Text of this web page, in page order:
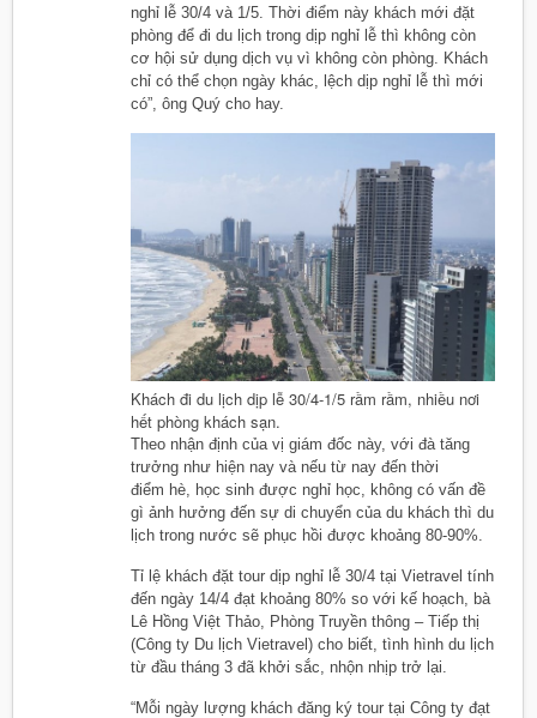
nghỉ lễ 30/4 và 1/5. Thời điểm này khách mới đặt
phòng để đi du lịch trong dịp nghỉ lễ thì không còn
cơ hội sử dụng dịch vụ vì không còn phòng. Khách
chỉ có thể chọn ngày khác, lệch dịp nghỉ lễ thì mới
có”, ông Quý cho hay.
Khách đi du lịch dịp lễ 30/4-1/5 rầm rầm, nhiều nơi
hết phòng khách sạn.
Theo nhận định của vị giám đốc này, với đà tăng
trưởng như hiện nay và nếu từ nay đến thời
điểm hè, học sinh được nghỉ học, không có vấn đề
gì ảnh hưởng đến sự di chuyển của du khách thì du
lịch trong nước sẽ phục hồi được khoảng 80-90%.
Tỉ lệ khách đặt tour dịp nghỉ lễ 30/4 tại Vietravel tính
đến ngày 14/4 đạt khoảng 80% so với kế hoạch, bà
Lê Hồng Việt Thảo, Phòng Truyền thông – Tiếp thị
(Công ty Du lịch Vietravel) cho biết, tình hình du lịch
từ đầu tháng 3 đã khởi sắc, nhộn nhịp trở lại.
“Mỗi ngày lượng khách đăng ký tour tại Công ty đạt